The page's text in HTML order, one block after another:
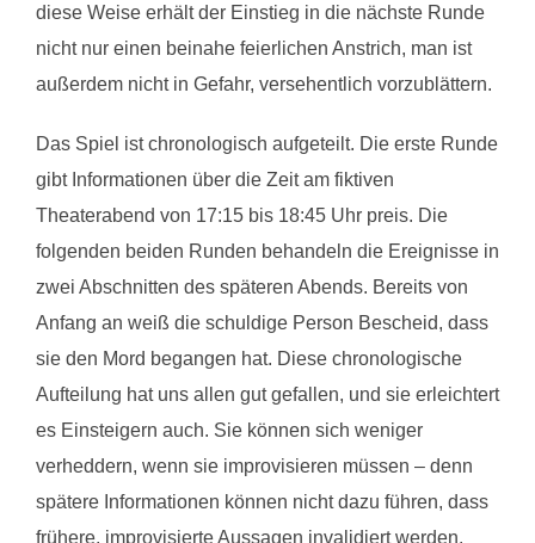
diese Weise erhält der Einstieg in die nächste Runde
nicht nur einen beinahe feierlichen Anstrich, man ist
außerdem nicht in Gefahr, versehentlich vorzublättern.
Das Spiel ist chronologisch aufgeteilt. Die erste Runde
gibt Informationen über die Zeit am fiktiven
Theaterabend von 17:15 bis 18:45 Uhr preis. Die
folgenden beiden Runden behandeln die Ereignisse in
zwei Abschnitten des späteren Abends. Bereits von
Anfang an weiß die schuldige Person Bescheid, dass
sie den Mord begangen hat. Diese chronologische
Aufteilung hat uns allen gut gefallen, und sie erleichtert
es Einsteigern auch. Sie können sich weniger
verheddern, wenn sie improvisieren müssen – denn
spätere Informationen können nicht dazu führen, dass
frühere, improvisierte Aussagen invalidiert werden.